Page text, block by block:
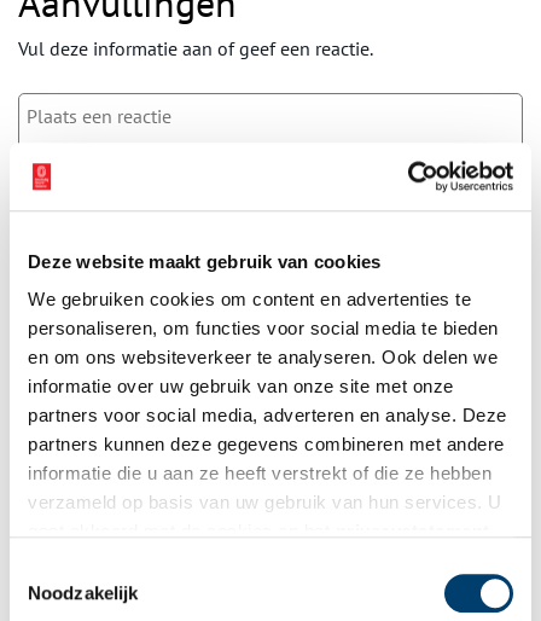
Deze website maakt gebruik van cookies
We gebruiken cookies om content en advertenties te
personaliseren, om functies voor social media te bieden
en om ons websiteverkeer te analyseren. Ook delen we
informatie over uw gebruik van onze site met onze
partners voor social media, adverteren en analyse. Deze
partners kunnen deze gegevens combineren met andere
informatie die u aan ze heeft verstrekt of die ze hebben
verzameld op basis van uw gebruik van hun services. U
Noodzakelijk
Vul deze informatie aan of geef een reactie.
Vereiste velden zijn gemarkeerd met *. Het e-mailadres wordt niet
gepubliceerd.
Naam*
E-mail*
Vink dit aan als u op de hoogte gehouden wil worden.